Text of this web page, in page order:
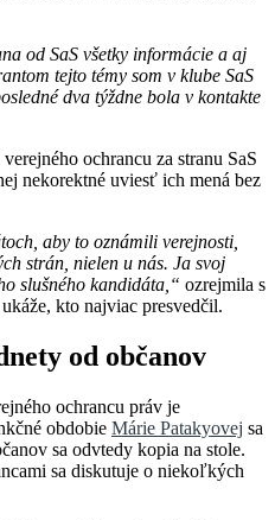
od SaS všetky informácie a aj
tejto témy som v klube SaS
dva týždne bola v kontakte
ochrancu za stranu SaS
nekorektné uviesť ich mená bez
aby to oznámili verejnosti,
strán, nielen u nás. Ja svoj
slušného kandidáta,“ ozrejmila s
kto najviac presvedčil.
od občanov
ochrancu práv je
obdobie Márie Patakyovej sa
sa odvtedy kopia na stole.
sa diskutuje o niekoľkých